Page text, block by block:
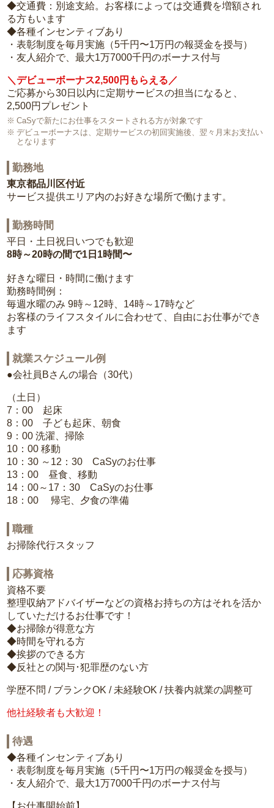
◆交通費：別途支給。お客様によっては交通費を増額され
る方もいます
◆各種インセンティブあり
・表彰制度を毎月実施（5千円〜1万円の報奨金を授与）
・友人紹介で、最大1万7000千円のボーナス付与
＼デビューボーナス2,500円もらえる／
ご応募から30日以内に定期サービスの担当になると、
2,500円プレゼント
CaSyで新たにお仕事をスタートされる方が対象です
デビューボーナスは、定期サービスの初回実施後、翌々月末お支払い
となります
勤務地
東京都品川区付近
サービス提供エリア内のお好きな場所で働けます。
勤務時間
平日・土日祝日いつでも歓迎
8時～20時の間で1日1時間〜
好きな曜日・時間に働けます
勤務時間例：
毎週水曜のみ 9時～12時、14時～17時など
お客様のライフスタイルに合わせて、自由にお仕事ができ
ます
就業スケジュール例
●会社員Bさんの場合（30代）
（土日）
7：00 起床
8：00 子ども起床、朝食
9：00 洗濯、掃除
10：00 移動
10：30 ～12：30 CaSyのお仕事
13：00 昼食、移動
14：00～17：30 CaSyのお仕事
18：00 帰宅、夕食の準備
職種
お掃除代行スタッフ
応募資格
資格不要
整理収納アドバイザーなどの資格お持ちの方はそれを活か
していただけるお仕事です！
◆お掃除が得意な方
◆時間を守れる方
◆挨拶のできる方
◆反社との関与･犯罪歴のない方
学歴不問 / ブランクOK / 未経験OK / 扶養内就業の調整可
他社経験者も大歓迎！
待遇
◆各種インセンティブあり
・表彰制度を毎月実施（5千円〜1万円の報奨金を授与）
・友人紹介で、最大1万7000千円のボーナス付与